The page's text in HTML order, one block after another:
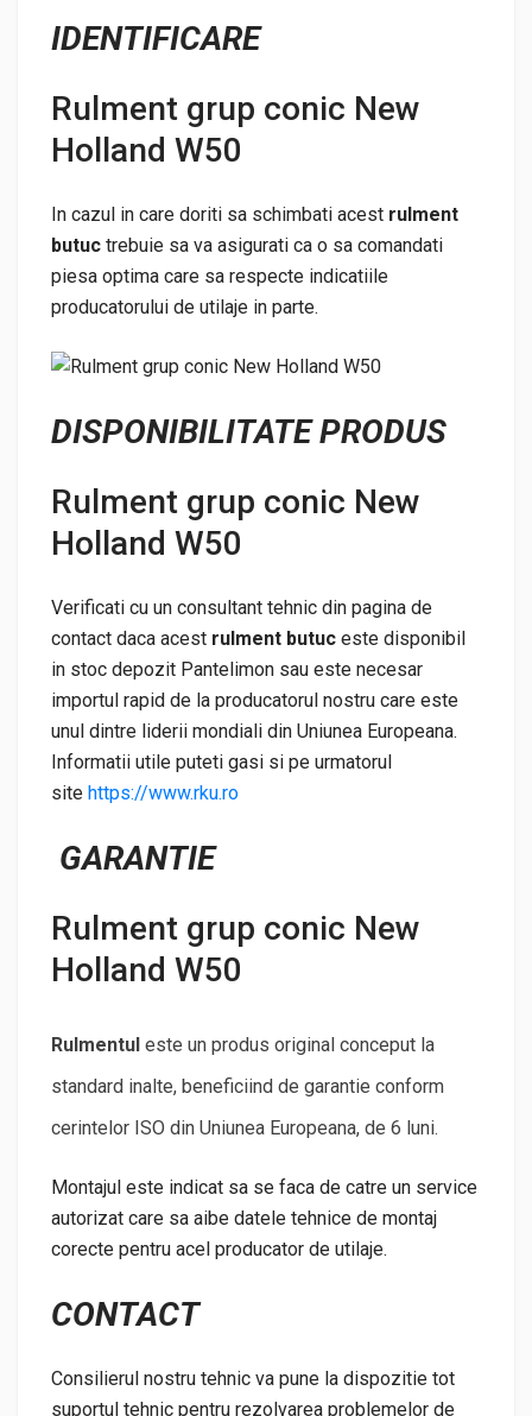
IDENTIFICARE
Rulment grup conic New
Holland W50
In cazul in care doriti sa schimbati acest rulment
butuc trebuie sa va asigurati ca o sa comandati
piesa optima care sa respecte indicatiile
producatorului de utilaje in parte.
DISPONIBILITATE PRODUS
Rulment grup conic New
Holland W50
Verificati cu un consultant tehnic din pagina de
contact daca acest rulment butuc este disponibil
in stoc depozit Pantelimon sau este necesar
importul rapid de la producatorul nostru care este
unul dintre liderii mondiali din Uniunea Europeana.
Informatii utile puteti gasi si pe urmatorul
site https://www.rku.ro
GARANTIE
Rulment grup conic New
Holland W50
Rulmentul este un produs original conceput la
standard inalte, beneficiind de garantie conform
cerintelor ISO din Uniunea Europeana, de 6 luni.
Montajul este indicat sa se faca de catre un service
autorizat care sa aibe datele tehnice de montaj
corecte pentru acel producator de utilaje.
CONTACT
Consilierul nostru tehnic va pune la dispozitie tot
suportul tehnic pentru rezolvarea problemelor de